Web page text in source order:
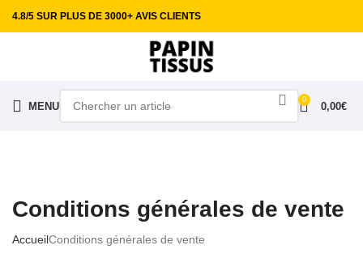
4.8/5 SUR PLUS DE 3000+ AVIS CLIENTS
MENU
0
0,00€
Conditions générales de vente
AccueilConditions générales de vente